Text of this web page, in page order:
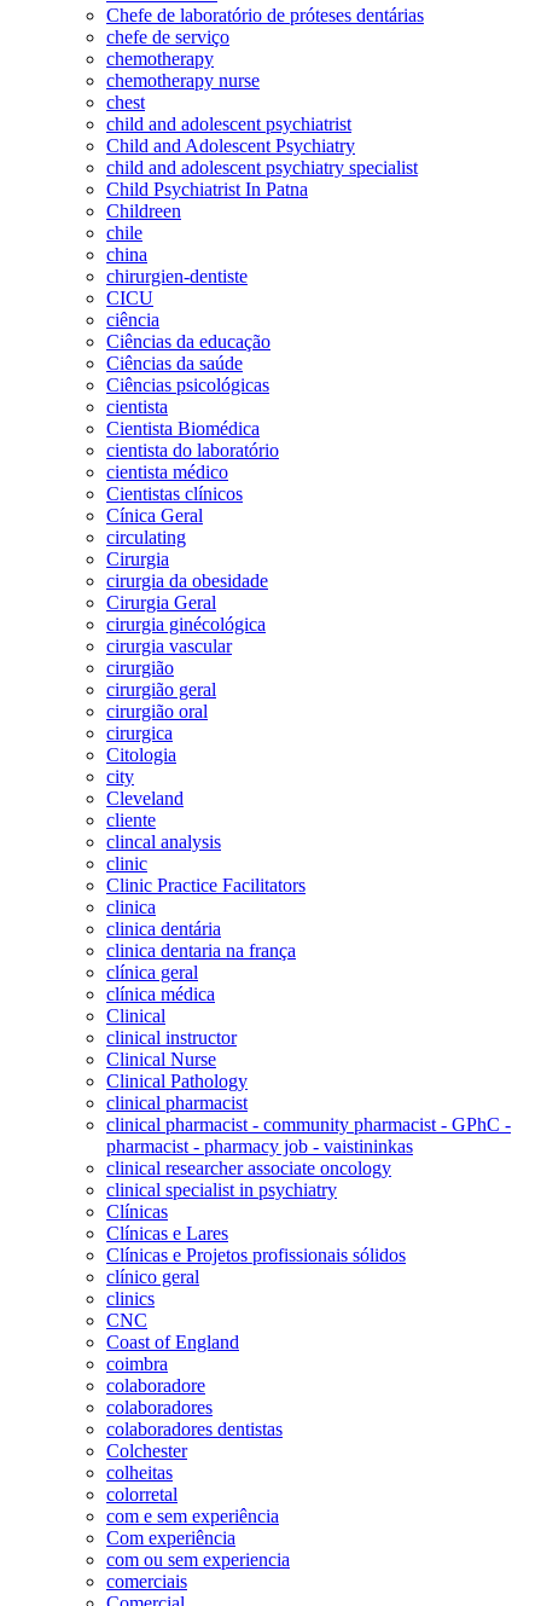
Chefe de laboratório de próteses dentárias
chefe de serviço
chemotherapy
chemotherapy nurse
chest
child and adolescent psychiatrist
Child and Adolescent Psychiatry
child and adolescent psychiatry specialist
Child Psychiatrist In Patna
Childreen
chile
china
chirurgien-dentiste
CICU
ciência
Ciências da educação
Ciências da saúde
Ciências psicológicas
cientista
Cientista Biomédica
cientista do laboratório
cientista médico
Cientistas clínicos
Cínica Geral
circulating
Cirurgia
cirurgia da obesidade
Cirurgia Geral
cirurgia ginécológica
cirurgia vascular
cirurgião
cirurgião geral
cirurgião oral
cirurgica
Citologia
city
Cleveland
cliente
clincal analysis
clinic
Clinic Practice Facilitators
clinica
clinica dentária
clinica dentaria na frança
clínica geral
clínica médica
Clinical
clinical instructor
Clinical Nurse
Clinical Pathology
clinical pharmacist
clinical pharmacist - community pharmacist - GPhC -
pharmacist - pharmacy job - vaistininkas
clinical researcher associate oncology
clinical specialist in psychiatry
Clínicas
Clínicas e Lares
Clínicas e Projetos profissionais sólidos
clínico geral
clinics
CNC
Coast of England
coimbra
colaboradore
colaboradores
colaboradores dentistas
Colchester
colheitas
colorretal
com e sem experiência
Com experiência
com ou sem experiencia
comerciais